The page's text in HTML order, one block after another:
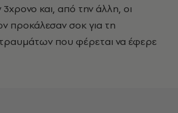
3χρονο και, από την άλλη, οι
προκάλεσαν σοκ για τη
που φέρεται να έφερε